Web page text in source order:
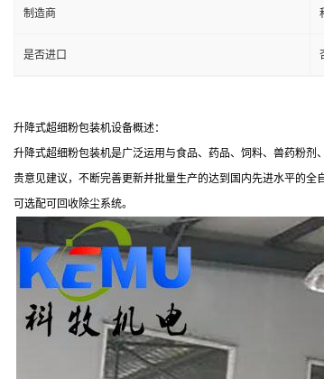
制造商
是否进口
升降式超细粉包装机设备概述：
升降式超细粉包装机是广泛运用与食品、药品、饲料、兽药粉
贵意见建议，不断完善更新并批量生产的达到国内先进水平的
可选配可回收除尘系统。